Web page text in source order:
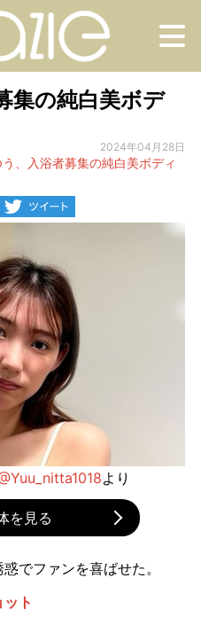
集の純白美ボデ
2024年04月28日
、入浴者募集の純白美ボディ
より
を見る
でファンを喜ばせた。
ト